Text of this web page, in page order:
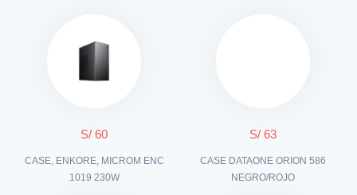
S/ 60
CASE, ENKORE, MICROM ENC
1019 230W
S/ 63
CASE DATAONE ORION 586
NEGRO/ROJO